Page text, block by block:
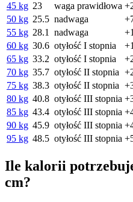
45 kg 23 waga prawidłowa
50 kg 25.5 nadwaga
55 kg 28.1 nadwaga
60 kg 30.6 otyłość I stopnia
65 kg 33.2 otyłość I stopnia
70 kg 35.7 otyłość II stopnia
75 kg 38.3 otyłość II stopnia
80 kg 40.8 otyłość III stopnia
85 kg 43.4 otyłość III stopnia
90 kg 45.9 otyłość III stopnia
95 kg 48.5 otyłość III stopnia
Ile kalorii
cm?